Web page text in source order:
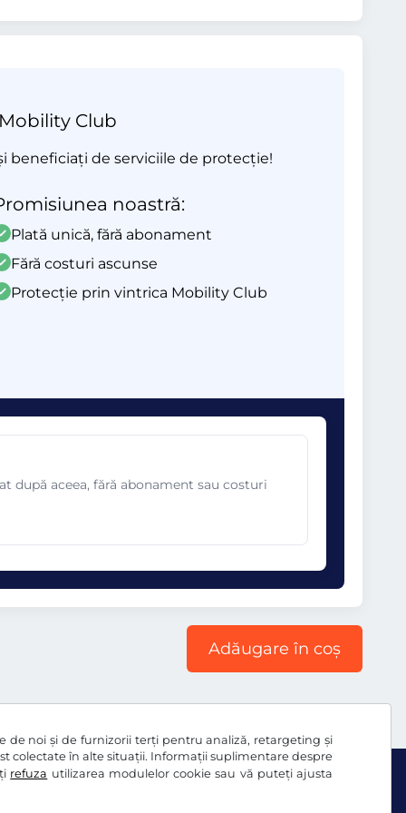
de noi și de furnizorii terți pentru analiză, retargeting și
colectate în alte situații. Informații suplimentare despre
refuza utilizarea modulelor cookie sau vă puteți ajusta
Club
beneficiați de serviciile de protecție!
noastră:
Plată unică, fără abonament
Fără costuri ascunse
Protecție prin vintrica Mobility Club
după aceea, fără abonament sau costuri
Adăugare în coș